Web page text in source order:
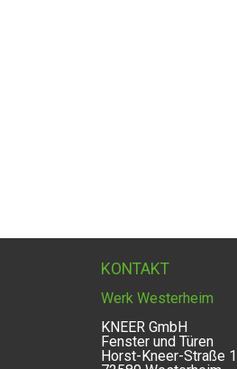
KONTAKT
Werk Westerheim
KNEER GmbH
Fenster und Türen
Horst-Kneer-Straße 1